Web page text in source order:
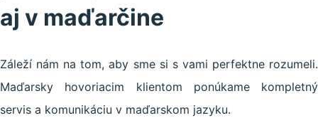
aj v maďarčine
Záleží nám na tom, aby sme si s vami perfektne rozumeli.
Maďarsky hovoriacim klientom ponúkame kompletný
servis a komunikáciu v maďarskom jazyku.